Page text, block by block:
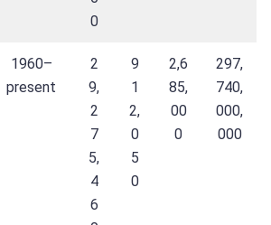
0
1960–
present
2
9,
2
7
5,
4
6
9
1
2,
0
5
0
2,6
85,
00
0
297,
740,
000,
000